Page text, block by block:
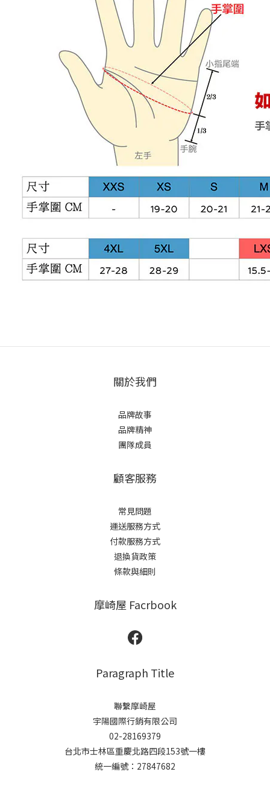
關於我們
品牌故事
品牌精神
團隊成員
顧客服務
常見問題
運送服務方式
付款服務方式
退換貨政策
條款與細則
摩崎屋 Facrbook
Paragraph Title
聯繫摩崎屋
宇陽國際行銷有限公司
02-28169379
台北市士林區重慶北路四段153號一樓
統一編號：27847682